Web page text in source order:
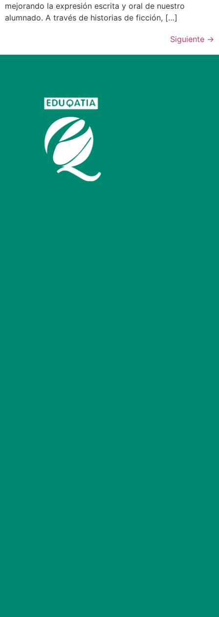
mejorando la expresión escrita y oral de nuestro
alumnado. A través de historias de ficción, […]
Siguiente →